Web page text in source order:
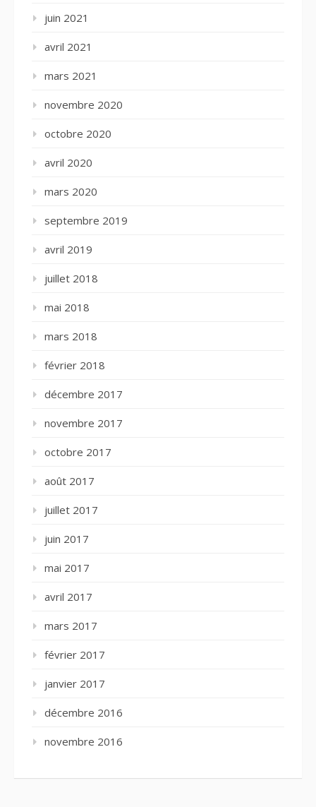
juin 2021
avril 2021
mars 2021
novembre 2020
octobre 2020
avril 2020
mars 2020
septembre 2019
avril 2019
juillet 2018
mai 2018
mars 2018
février 2018
décembre 2017
novembre 2017
octobre 2017
août 2017
juillet 2017
juin 2017
mai 2017
avril 2017
mars 2017
février 2017
janvier 2017
décembre 2016
novembre 2016